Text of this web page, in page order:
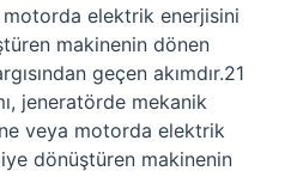
elektrik enerjisini
makinenin dönen
geçen akımdır.21
jeneratörde mekanik
veya motorda elektrik
dönüştüren makinenin